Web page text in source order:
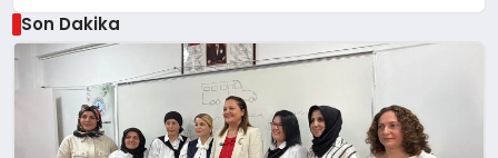
Son Dakika